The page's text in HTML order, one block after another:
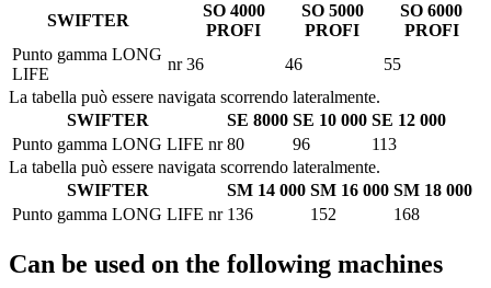
SWIFTER
SO 4000
PROFI
SO 5000
PROFI
SO 6000
PROFI
Punto gamma LONG
LIFE
nr 36 46
55
La tabella può essere navigata scorrendo lateralmente.
SWIFTER
SE 8000 SE 10 000 SE 12 000
Punto gamma LONG LIFE nr 80 96
113
La tabella può essere navigata scorrendo lateralmente.
SWIFTER
SM 14 000 SM 16 000 SM 18 000
Punto gamma LONG LIFE nr 136 152 168
Can be used on the following machines